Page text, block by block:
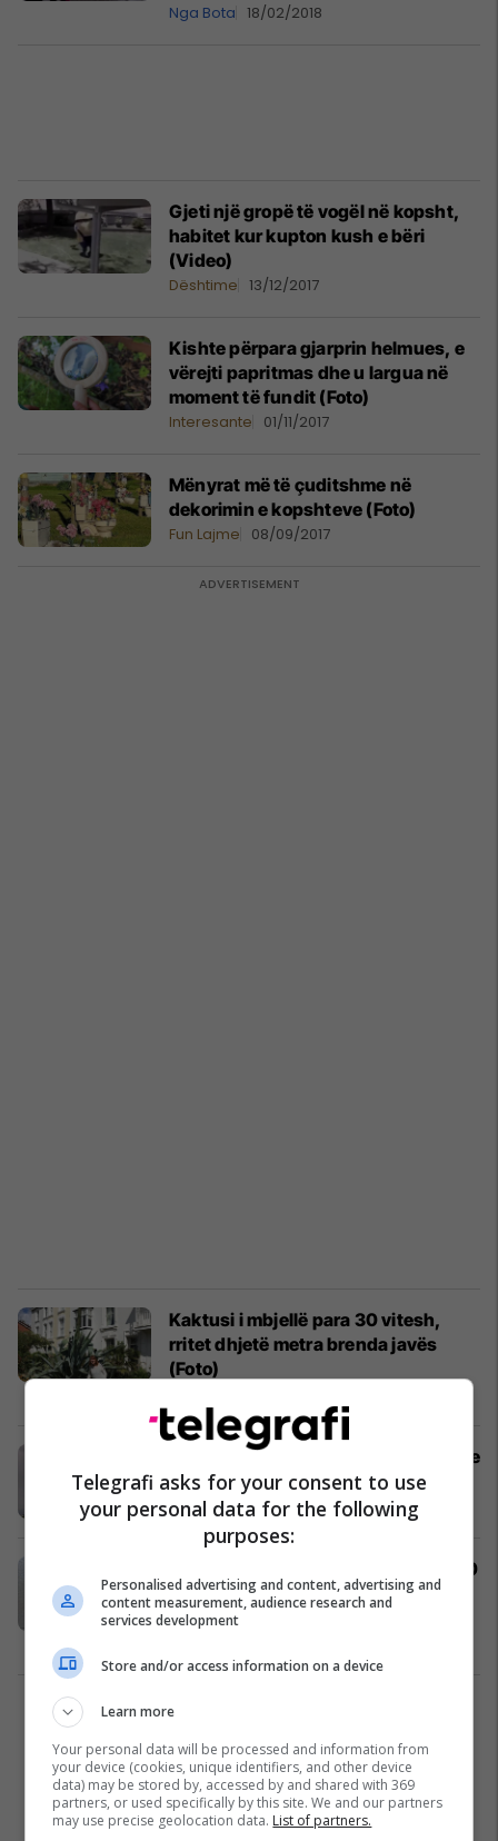
Nga Bota 18/02/2018
Gjeti një gropë të vogël në kopsht,
habitet kur kupton kush e bëri
(Video)
Dështime 13/12/2017
Kishte përpara gjarprin helmues, e
vërejti papritmas dhe u largua në
moment të fundit (Foto)
Interesante 01/11/2017
Mënyrat më të çuditshme në
dekorimin e kopshteve (Foto)
Fun Lajme 08/09/2017
Kaktusi i mbjellë para 30 vitesh,
rritet dhjetë metra brenda javës
(Foto)
Vazhdonte ta kosiste barin edhe pse
në afërsi kishte tornado (Foto)
Fun Lajme 05/06/2017
Gjeti në kopsht stolitë e vjetra 1,400
vjet, ia vlerësojnë me çmim të ulët
(Foto)
Telegrafi asks for your consent to use
your personal data for the following
purposes:
Personalised advertising and content, advertising and
content measurement, audience research and
services development
Store and/or access information on a device
Learn more
Your personal data will be processed and information from
your device (cookies, unique identifiers, and other device
data) may be stored by, accessed by and shared with 369
partners, or used specifically by this site. We and our partners
may use precise geolocation data. List of partners.